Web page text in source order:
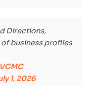
Directions,
of business profiles
1, 2026